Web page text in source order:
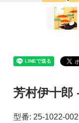
芳村伊十
型番: 25-1022-002